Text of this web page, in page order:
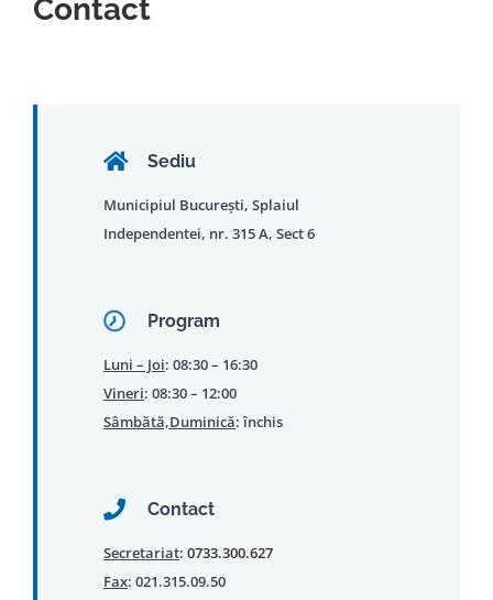
Contact
Sediu
Municipiul București, Splaiul
Independentei, nr. 315 A, Sect 6
Program
Luni – Joi: 08:30 – 16:30
Vineri: 08:30 – 12:00
Sâmbătă,Duminică: închis
Contact
Secretariat: 0733.300.627
Fax: 021.315.09.50